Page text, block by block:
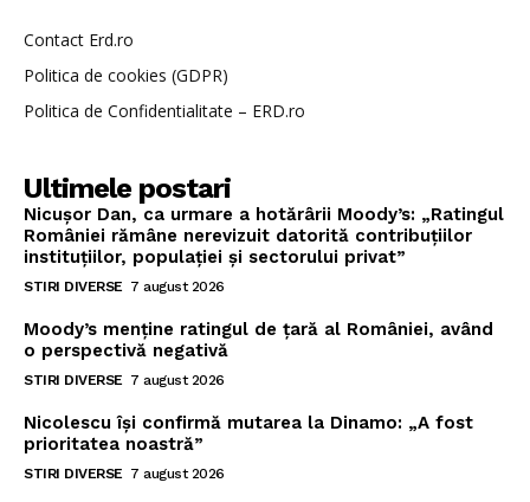
Contact Erd.ro
Politica de cookies (GDPR)
Politica de Confidentialitate – ERD.ro
Ultimele postari
Nicușor Dan, ca urmare a hotărârii Moody’s: „Ratingul
României rămâne nerevizuit datorită contribuțiilor
instituțiilor, populației și sectorului privat”
STIRI DIVERSE 7 august 2026
Moody’s menține ratingul de țară al României, având
o perspectivă negativă
STIRI DIVERSE 7 august 2026
Nicolescu își confirmă mutarea la Dinamo: „A fost
prioritatea noastră”
STIRI DIVERSE 7 august 2026